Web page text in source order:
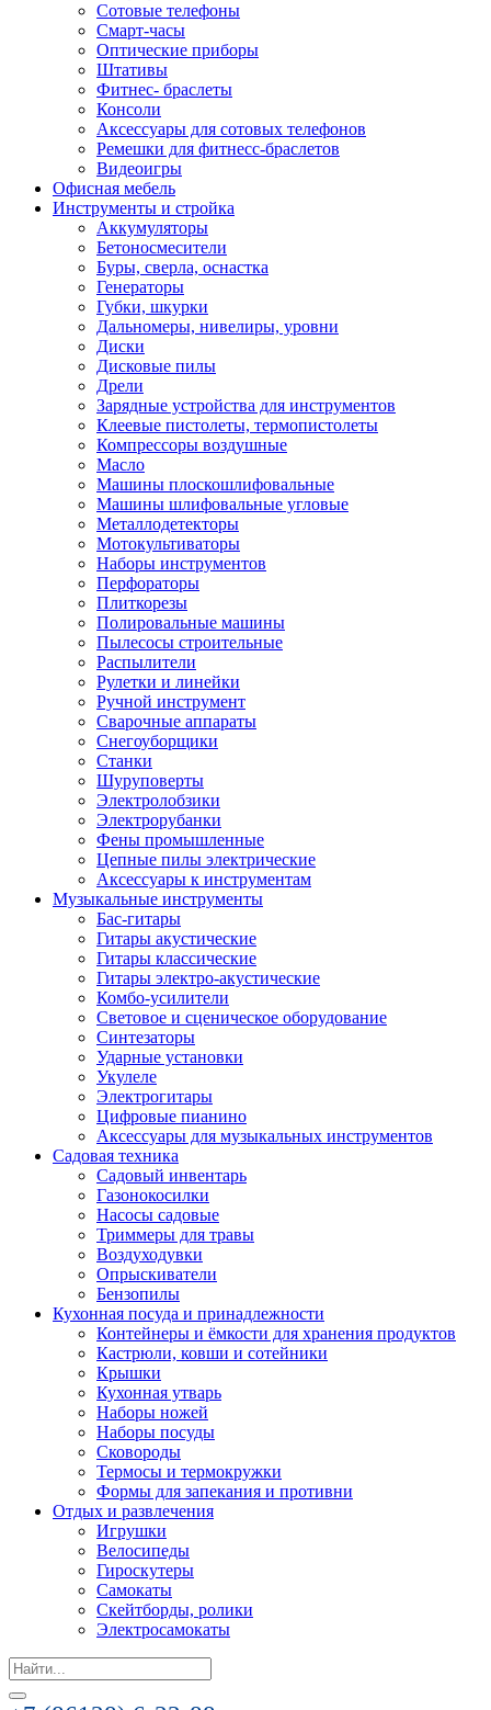
Сотовые телефоны
Смарт-часы
Оптические приборы
Штативы
Фитнес- браслеты
Консоли
Аксессуары для сотовых телефонов
Ремешки для фитнесс-браслетов
Видеоигры
Офисная мебель
Инструменты и стройка
Аккумуляторы
Бетоносмесители
Буры, сверла, оснастка
Генераторы
Губки, шкурки
Дальномеры, нивелиры, уровни
Диски
Дисковые пилы
Дрели
Зарядные устройства для инструментов
Клеевые пистолеты, термопистолеты
Компрессоры воздушные
Масло
Машины плоскошлифовальные
Машины шлифовальные угловые
Металлодетекторы
Мотокультиваторы
Наборы инструментов
Перфораторы
Плиткорезы
Полировальные машины
Пылесосы строительные
Распылители
Рулетки и линейки
Ручной инструмент
Сварочные аппараты
Снегоуборщики
Станки
Шуруповерты
Электролобзики
Электрорубанки
Фены промышленные
Цепные пилы электрические
Аксессуары к инструментам
Музыкальные инструменты
Бас-гитары
Гитары акустические
Гитары классические
Гитары электро-акустические
Комбо-усилители
Световое и сценическое оборудование
Синтезаторы
Ударные установки
Укулеле
Электрогитары
Цифровые пианино
Аксессуары для музыкальных инструментов
Садовая техника
Садовый инвентарь
Газонокосилки
Насосы садовые
Триммеры для травы
Воздуходувки
Опрыскиватели
Бензопилы
Кухонная посуда и принадлежности
Контейнеры и ёмкости для хранения продуктов
Кастрюли, ковши и сотейники
Крышки
Кухонная утварь
Наборы ножей
Наборы посуды
Сковороды
Термосы и термокружки
Формы для запекания и противни
Отдых и развлечения
Игрушки
Велосипеды
Гироскутеры
Самокаты
Скейтборды, ролики
Электросамокаты
Search
for: